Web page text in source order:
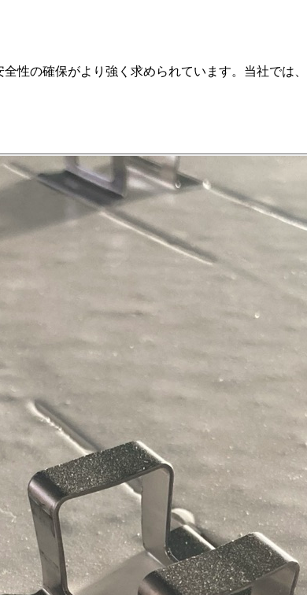
性の確保がより強く求められています。当社では